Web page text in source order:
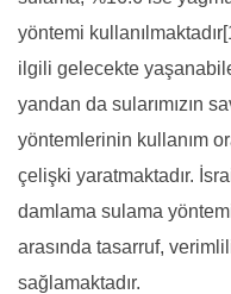
yöntemi
ilgili gelecekte
yandan da sularımızın
yöntemlerinin kullanım
çelişki yaratmaktadır.
damlama sulama
arasında tasarruf,
sağlamaktadır.